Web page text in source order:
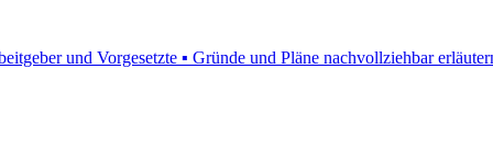
und Vorgesetzte ▪ Gründe und Pläne nachvollziehbar